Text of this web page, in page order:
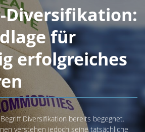
Diversifikation:
für
erfolgreiches
Diversifikation bereits begegnet.
verstehen jedoch seine tatsächliche